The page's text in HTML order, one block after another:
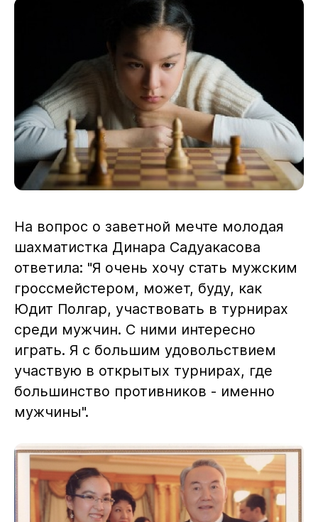
На вопрос о заветной мечте молодая
шахматистка Динара Садуакасова
ответила: "Я очень хочу стать мужским
гроссмейстером, может, буду, как
Юдит Полгар, участвовать в турнирах
среди мужчин. С ними интересно
играть. Я с большим удовольствием
участвую в открытых турнирах, где
большинство противников - именно
мужчины".